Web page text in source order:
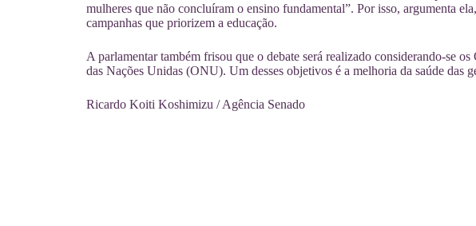
mulheres que não concluíram o ensino fundamental”. Por isso, argumenta
campanhas que priorizem a educação.
A parlamentar também frisou que o debate será realizado considerando-se
das Nações Unidas (ONU). Um desses objetivos é a melhoria da saúde das
Ricardo Koiti Koshimizu / Agência Senado